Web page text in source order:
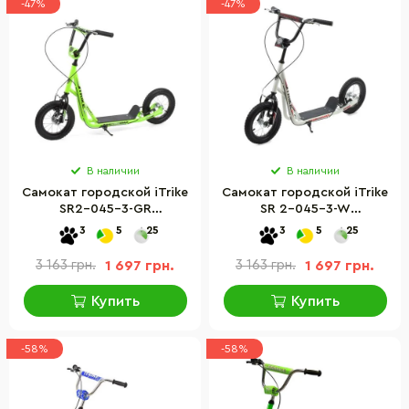
-47%
В наличии
Самокат городской iTrike
SR2-045-3-GR
подростковый
3 5 25
3 163 грн. 1 697 грн.
Купить
-47%
В наличии
Самокат городской iTrike
SR 2-045-3-W
подростковый
3 5 25
3 163 грн. 1 697 грн.
Купить
-58% -58%